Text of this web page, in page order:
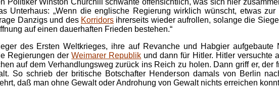
Politiker Winston Churchill schwante offensichtlich, was sich hier
Unterhaus: „Wenn die englische Regierung wirklich wünscht, etwas
Danzigs und des Korridors ihrerseits wieder aufrollen, solange die
auf einen dauerhaften Frieden bestehen.“
des Ersten Weltkrieges, ihre auf Revanche und Habgier
Regierungen derWeimarer Republik und dann für Hitler. Hitler versuchte
auf dem Verhandlungsweg zurück ins Reich zu holen. Dann griff er,
So schrieb der britische Botschafter Henderson damals von Berlin
daß man ohne Gewalt oder Androhung von Gewalt nichts erreichen